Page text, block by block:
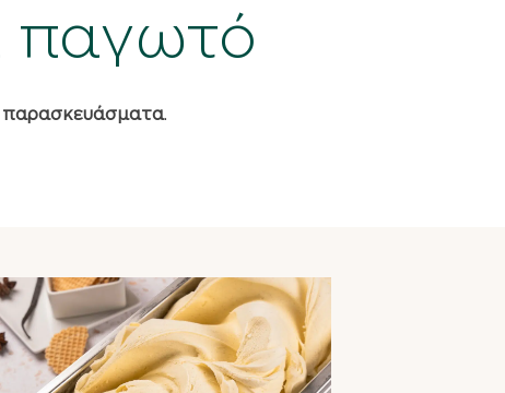
παγωτό
παρασκευάσματα.